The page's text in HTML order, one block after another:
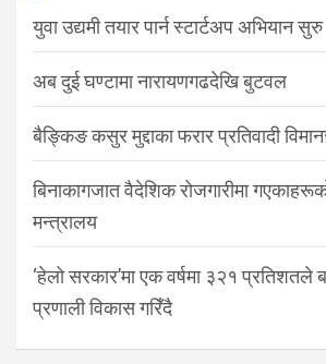
युवा उद्यमी तयार पार्न स्टार्टअप अभियान सुरु
अब दुई घण्टामा नारायणगढदेखि बुटवल
बैङ्किङ कसुर मुद्दाका फरार प्रतिवादी
बिनाकागजात वैदेशिक रोजगारीमा गएकाहरूको
मन्त्रालय
‘हेलो सरकार’मा एक वर्षमा ३२१ प्रतिशतले
प्रणाली विकास गरिँदै